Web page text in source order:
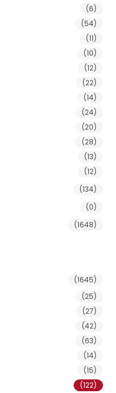
(6)
(54)
(11)
(10)
(12)
(22)
(14)
(24)
(20)
(28)
(13)
(12)
(134)
(0)
(1648)
(1645)
(25)
(27)
(42)
(63)
(14)
(15)
(122)